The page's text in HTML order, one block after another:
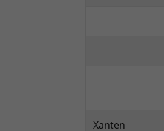
Xanten